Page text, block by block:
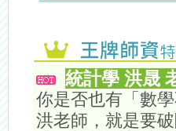
統計學 洪晟
你是否也有「數
洪老師，就是要